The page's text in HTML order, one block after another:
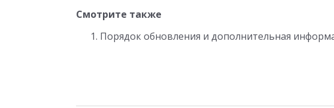
Смотрите также
Порядок обновления и дополнительная